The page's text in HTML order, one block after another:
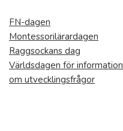
FN-dagen
Montessorilärardagen
Raggsockans dag
Världsdagen för information
om utvecklingsfrågor